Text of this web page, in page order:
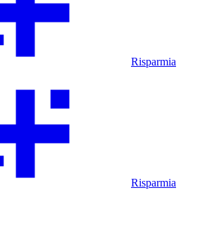
Risparmia
Risparmia